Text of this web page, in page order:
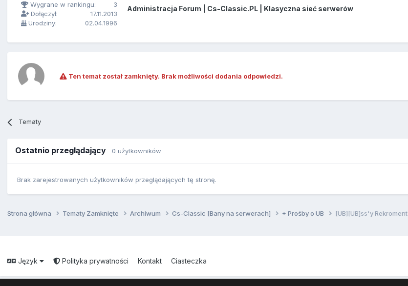
Wygrane w rankingu:
3
Dołączył:
17.11.2013
Urodziny:
02.04.1996
Administracja Forum | Cs-Classic.PL | Klasyczna sieć serwerów
Ten temat został zamknięty. Brak możliwości dodania odpowiedzi.
Tematy
Ostatnio przeglądający 0 użytkowników
Brak zarejestrowanych użytkowników przeglądających tę stronę.
Strona główna Tematy Zamknięte Archiwum Cs-Classic [Bany na serwerach] + Prośby o UB [UB][UB]ss'y Rekroment
Język Polityka prywatności Kontakt Ciasteczka